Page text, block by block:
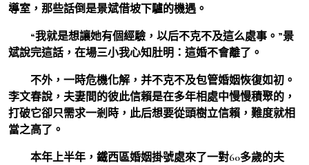
導室，那些話倒是景斌借坡下驢的機遇。
“我就是想讓她有個經驗，以后不克不及這么處事。”景
斌說完這話，在場三小我心知肚明：這婚不會離了。
不外，一時危機化解，并不克不及包管婚姻恢復如初。
李文春說，夫妻間的彼此信賴是在多年相處中慢慢積聚的，
打破它卻只需求一剎時，此后想要從頭樹立信賴，難度就相
當之高了。
本年上半年，鐵西區婚姻掛號處來了一對60多歲的夫